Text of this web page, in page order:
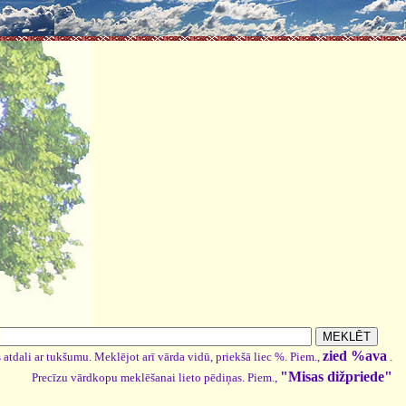
atdali ar tukšumu. Meklējot arī vārda vidū, priekšā liec %. Piem., zied %ava .
Precīzu vārdkopu meklēšanai lieto pēdiņas. Piem., "Misas dižpriede"